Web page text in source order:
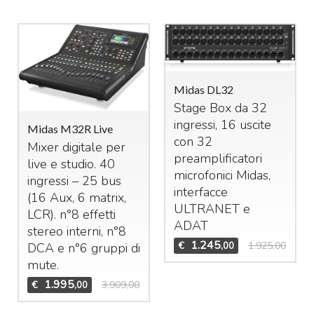
Midas M32R Live
Mixer digitale per
live e studio. 40
ingressi – 25 bus
(16 Aux, 6 matrix,
LCR). n°8 effetti
stereo interni, n°8
DCAe n°6 gruppi di
mute.
€ 1.995,00 3.909,00
Midas DL32
Stage Box da 32
ingressi, 16 uscite
con 32
preamplificatori
microfonici Midas,
interfacce
ULTRANETe
ADAT
€ 1.245,00 1.925,00